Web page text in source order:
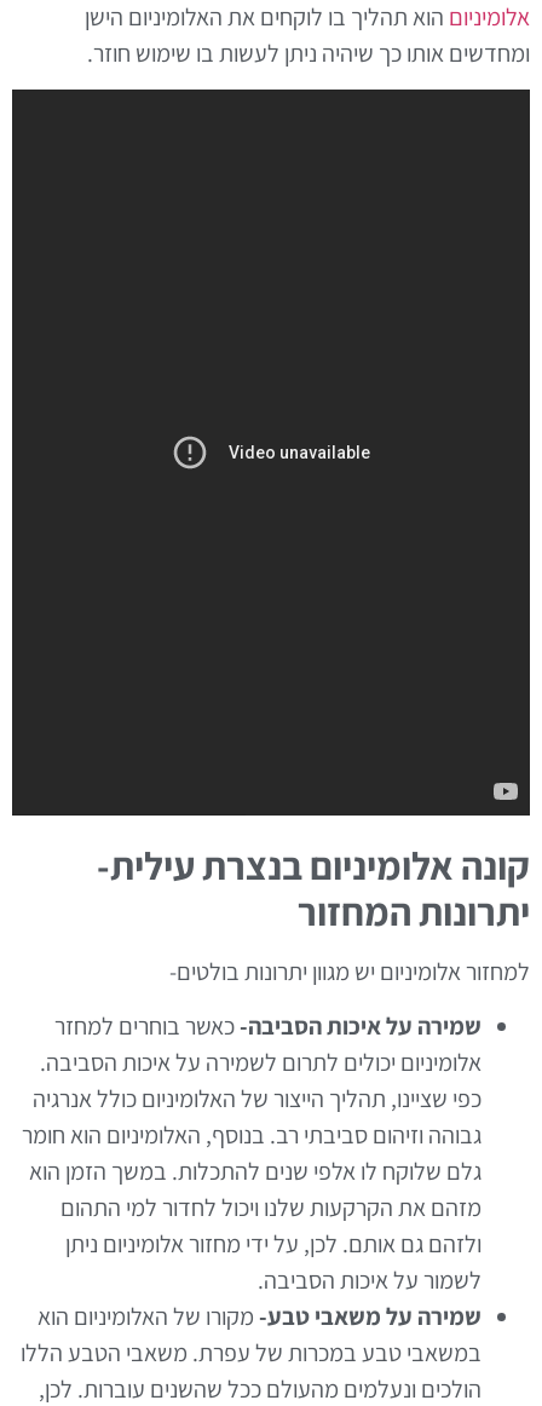
אלומיניום הוא תהליך בו לוקחים את האלומיניום הישן
ומחדשים אותו כך שיהיה ניתן לעשות בו שימוש חוזר.
קונה אלומיניום בנצרת עילית-
יתרונות המחזור
למחזור אלומיניום יש מגוון יתרונות בולטים-
שמירה על איכות הסביבה-כאשר בוחרים למחזר
אלומיניום יכולים לתרום לשמירה על איכות הסביבה.
כפי שציינו, תהליך הייצור של האלומיניום כולל אנרגיה
גבוהה וזיהום סביבתי רב. בנוסף, האלומיניום הוא חומר
גלם שלוקח לו אלפי שנים להתכלות. במשך הזמן הוא
מזהם את הקרקעות שלנו ויכול לחדור למי התהום
ולזהם גם אותם. לכן, על ידי מחזור אלומיניום ניתן
לשמור על איכות הסביבה.
שמירה על משאבי טבע-מקורו של האלומיניום הוא
במשאבי טבע במכרות של עפרת. משאבי הטבע הללו
הולכים ונעלמים מהעולם ככל שהשנים עוברות. לכן,